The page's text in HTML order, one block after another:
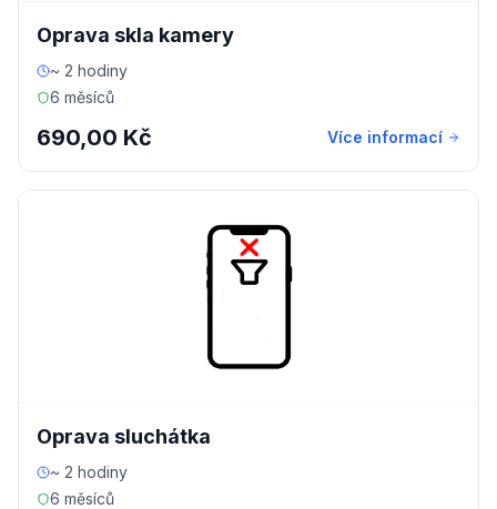
Oprava skla kamery
~ 2 hodiny
6 měsíců
690,00 Kč Více informací
Oprava sluchátka
~ 2 hodiny
6 měsíců